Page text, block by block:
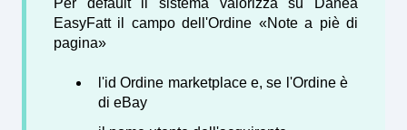
Per default il sistema valorizza su Danea
EasyFatt il campo dell'Ordine «Note a piè di
pagina»
l'id Ordine marketplace e, se l'Ordine è
di eBay